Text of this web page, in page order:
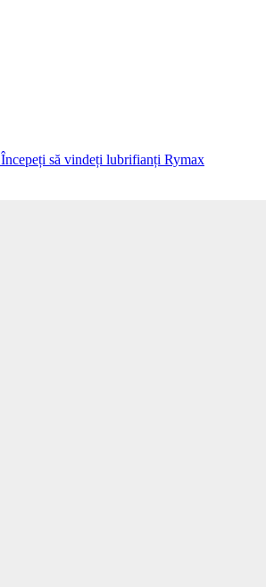
Începeți să vindeți lubrifianți Rymax